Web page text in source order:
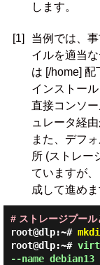
します。
[1]
当例では、
イルを適当
は [/home]
インストール
直接コンソ
ュレータ経
また、デフ
所 (ストレー
ていますが
成して進め
# ストレージプー
root@dlp:~#
root@dlp:~#
--name